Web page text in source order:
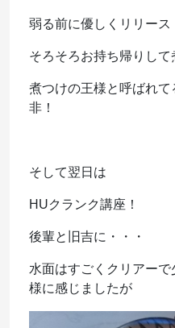
弱る前に優しくリリース
そろそろお持ち帰りして
煮つけの王様と呼ばれ
非！
そして翌日は
HUクランク講座！
後輩と旧吉に・・・
水面はすごくクリアー
様に感じましたが